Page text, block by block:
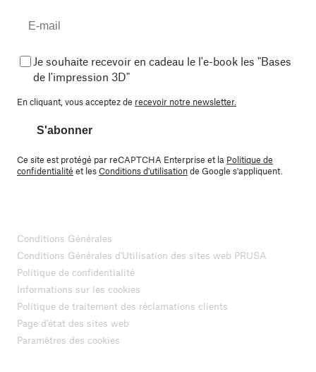
Je souhaite recevoir en cadeau le l'e-book les "Bases
de l'impression 3D"
En cliquant, vous acceptez de recevoir notre newsletter.
S'abonner
Ce site est protégé par reCAPTCHA Enterprise et la Politique de
confidentialité et lesConditions d'utilisationde Google s'appliquent.
Conditions Générales
Conditions Générales d'Utilisation des sites web PRUSA
Politique de confidentialité
Informations sur les cookies
Politique de traitement des réclamations clients
Page d'état des sites web
Paramètres des cookies